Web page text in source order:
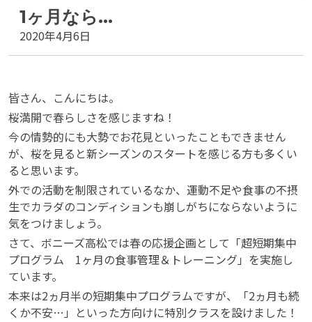
1ヶ月なら…
2020年4月6日
皆さん、こんにちは。
桜満開で春らしさを感じますね！
今の情勢的にも大勢でお花見といったこともできません
が、桜を見ると新シーズンのスタートを感じる方も多くい
ると思います。
外での活動を制限されているなか、運動不足や食事の不摂
生でカラダのコンディションも崩しがちにならないように
気をつけましょう。
さて、ボニーズ高松では春の応援企画として「超短期集中
プログラム 1ヶ月の食事管理＆トレーニング」を実施し
ています。
本来は2ヵ月半の短期集中プログラムですが、「2ヵ月も続
くか不安…」といった方向けに特別クラスを設けました！